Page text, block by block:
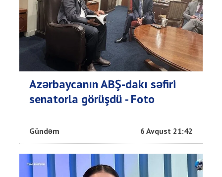
Azərbaycanın ABŞ-dakı səfiri
senatorla görüşdü - Foto
Gündəm 6 Avqust 21:42